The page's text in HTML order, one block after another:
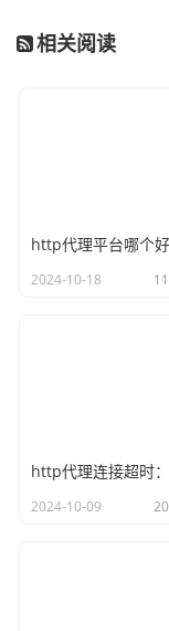
相关阅读
2024-10-18
2024-10-09